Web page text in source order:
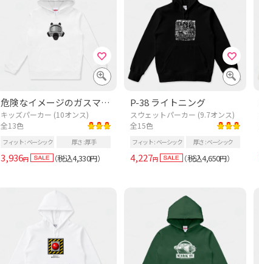
危険なイメージのガスマスク
キッズパーカー (10オンス)
全13色
フィット ベーシック 厚さ 厚手
3,936円 （税込4,330円）
P-38 ライトニング
スウェットパーカー (9.7オンス)
全15色
フィット ベーシック 厚さ ベーシック
4,227円 （税込4,650円）